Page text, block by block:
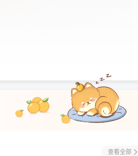
查看全部